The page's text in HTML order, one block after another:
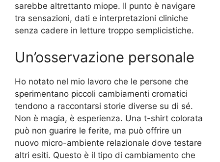
sarebbe altrettanto miope. Il punto è navigare
tra sensazioni, dati e interpretazioni cliniche
senza cadere in letture troppo semplicistiche.
Un’osservazione personale
Ho notato nel mio lavoro che le persone che
sperimentano piccoli cambiamenti cromatici
tendono a raccontarsi storie diverse su di sé.
Non è magia, è esperienza. Una t-shirt colorata
può non guarire le ferite, ma può offrire un
nuovo micro-ambiente relazionale dove testare
altri esiti. Questo è il tipo di cambiamento che